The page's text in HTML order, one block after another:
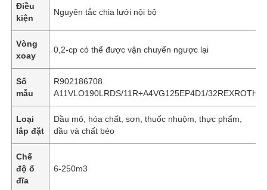
Nhà
Điều
kiện
Nguyên tắc chia lưới nội bộ
Vòng
xoay
0,2-cp có thể được vận chuyển ngược lại
Số
mẫu
R902186708
A11VLO190LRDS/11R+A4VG125EP4D1/32REXROTH
Loại
lắp đặt
Dầu mỏ, hóa chất, sơn, thuốc nhuộm, thực phẩm,
dầu và chất béo
Chế
độ ổ
đĩa
6-250m3